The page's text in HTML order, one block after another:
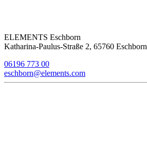
ELEMENTS Eschborn
Katharina-Paulus-Straße 2, 65760 Eschborn
06196 773 00
eschborn@elements.com